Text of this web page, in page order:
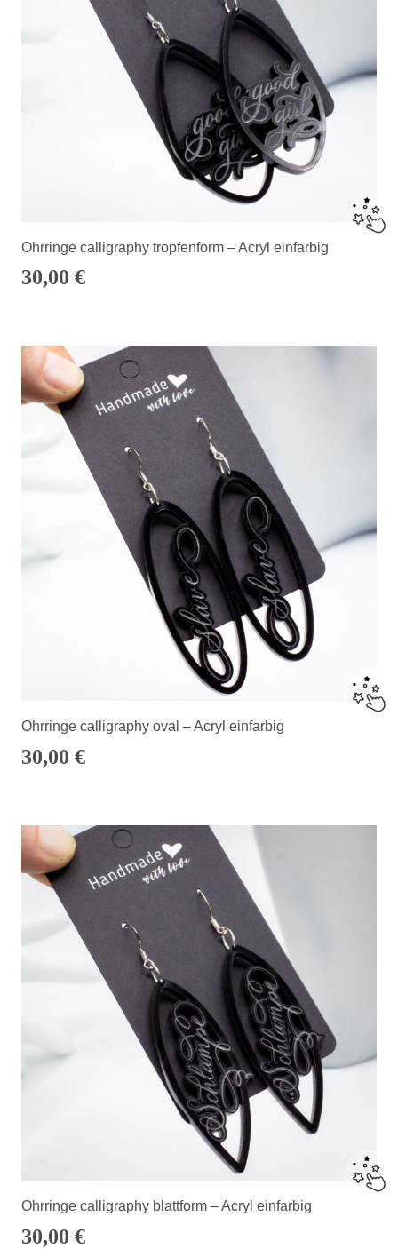
Ohrringe calligraphy tropfenform – Acryl einfarbig
30,00 €
Ohrringe calligraphy oval – Acryl einfarbig
30,00 €
Ohrringe calligraphy blattform – Acryl einfarbig
30,00 €